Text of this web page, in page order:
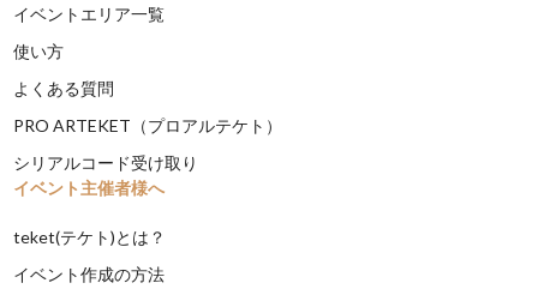
イベントエリア一覧
使い方
よくある質問
PRO ARTEKET（プロアルテケト）
シリアルコード受け取り
イベント主催者様へ
teket(テケト)とは？
イベント作成の方法